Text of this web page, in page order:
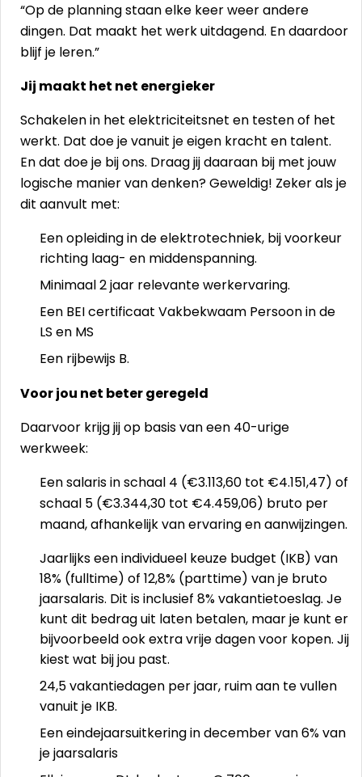
“Op de planning staan elke keer weer andere
dingen. Dat maakt het werk uitdagend. En daardoor
blijf je leren.”
Jij maakt het net energieker
Schakelen in het elektriciteitsnet en testen of het
werkt. Dat doe je vanuit je eigen kracht en talent.
En dat doe je bij ons. Draag jij daaraan bij met jouw
logische manier van denken? Geweldig! Zeker als je
dit aanvult met:
Een opleiding in de elektrotechniek, bij voorkeur
richting laag- en middenspanning.
Minimaal 2 jaar relevante werkervaring.
Een BEI certificaat Vakbekwaam Persoon in de
LS en MS
Een rijbewijs B.
Voor jou net beter geregeld
Daarvoor krijg jij op basis van een 40-urige
werkweek:
Een salaris in schaal 4 (€3.113,60 tot €4.151,47) of
schaal 5 (€3.344,30 tot €4.459,06) bruto per
maand, afhankelijk van ervaring en aanwijzingen.
Jaarlijks een individueel keuze budget (IKB) van
18% (fulltime) of 12,8% (parttime) van je bruto
jaarsalaris. Dit is inclusief 8% vakantietoeslag. Je
kunt dit bedrag uit laten betalen, maar je kunt er
bijvoorbeeld ook extra vrije dagen voor kopen. Jij
kiest wat bij jou past.
24,5 vakantiedagen per jaar, ruim aan te vullen
vanuit je IKB.
Een eindejaarsuitkering in december van 6% van
je jaarsalaris